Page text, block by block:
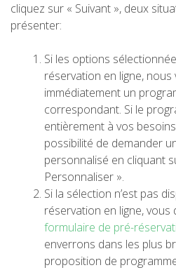
6 ÉTAPES
VTT
6 ÉTAPES
5 ÉTAPES
4 ÉTAPES
3 ÉTAPES
TRAIL RUNNING
cliquez sur « Suivant », deux
présenter:
Si les options
réservation en ligne,
immédiatement un
correspondant. Si le
entièrement à vos
possibilité de demander
personnalisé en cliquant
Personnaliser ».
Si la sélection n’est pas
réservation en ligne, vous
formulaire de pré-
enverrons dans les plus
proposition de